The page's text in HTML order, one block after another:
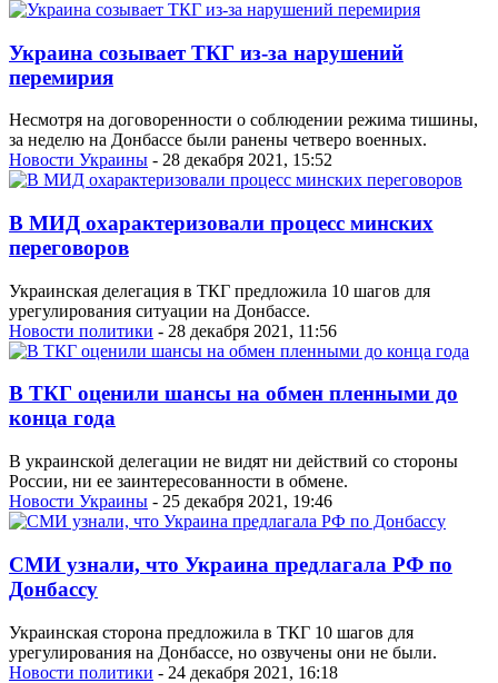
Украина созывает ТКГ из-за нарушений
перемирия
Несмотря на договоренности о соблюдении режима тишины,
за неделю на Донбассе были ранены четверо военных.
Новости Украины - 28 декабря 2021, 15:52
В МИД охарактеризовали процесс минских
переговоров
Украинская делегация в ТКГ предложила 10 шагов для
урегулирования ситуации на Донбассе.
Новости политики - 28 декабря 2021, 11:56
В ТКГ оценили шансы на обмен пленными до
конца года
В украинской делегации не видят ни действий со стороны
России, ни ее заинтересованности в обмене.
Новости Украины - 25 декабря 2021, 19:46
СМИ узнали, что Украина предлагала РФ по
Донбассу
Украинская сторона предложила в ТКГ 10 шагов для
урегулирования на Донбассе, но озвучены они не были.
Новости политики - 24 декабря 2021, 16:18